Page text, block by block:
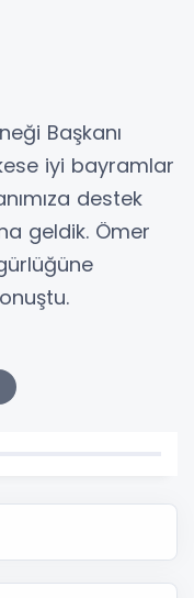
Başkanı
iyi bayramlar
destek
geldik. Ömer